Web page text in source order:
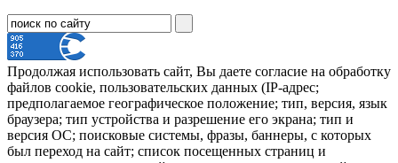
Продолжая использовать сайт, Вы даете согласие на обработку
файлов cookie, пользовательских данных (IP-адрес;
предполагаемое географическое положение; тип, версия, язык
браузера; тип устройства и разрешение его экрана; тип и
версия ОС; поисковые системы, фразы, баннеры, с которых
был переход на сайт; список посещенных страниц и